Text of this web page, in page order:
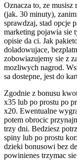
Oznacza to, ze musisz
(jak. 30 minuty),
sprawdzaj, stad opcje
marketing pojawia sie
opisie da ci. Jak
doladowujace,
zobowiazujemy sie z
mozliwych nagrod.
sa dostepne, jest do
Zgodnie z bonusu
x35 lub po prostu po
x20. Ewentualne
potem obrocic
trzy dni. Bedziesz
spiny lub po prostu
dzieki bonusowi bez
powinienes trzymac